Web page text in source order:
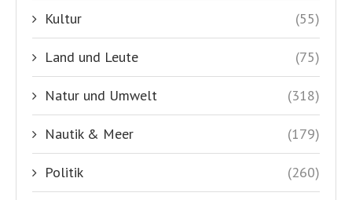
Kultur (55)
Land und Leute (75)
Natur und Umwelt (318)
Nautik & Meer (179)
Politik (260)